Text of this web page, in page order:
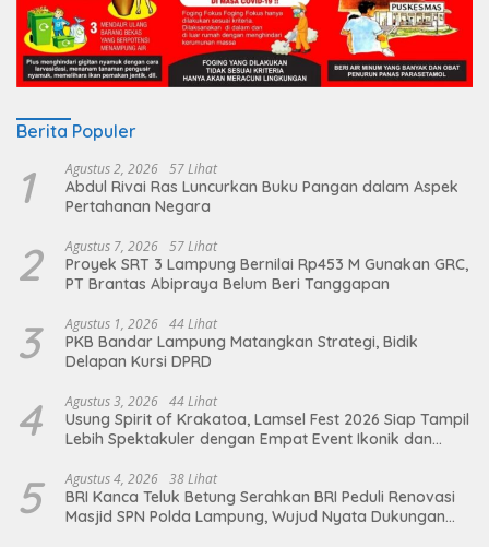
Berita Populer
1 Agustus 2, 2026 57 Lihat
Abdul Rivai Ras Luncurkan Buku Pangan dalam Aspek
Pertahanan Negara
2 Agustus 7, 2026 57 Lihat
Proyek SRT 3 Lampung Bernilai Rp453 M Gunakan GRC,
PT Brantas Abipraya Belum Beri Tanggapan
3 Agustus 1, 2026 44 Lihat
PKB Bandar Lampung Matangkan Strategi, Bidik
Delapan Kursi DPRD
4 Agustus 3, 2026 44 Lihat
Usung Spirit of Krakatoa, Lamsel Fest 2026 Siap Tampil
Lebih Spektakuler dengan Empat Event Ikonik dan
5 Agustus 4, 2026 38 Lihat
BRI Kanca Teluk Betung Serahkan BRI Peduli Renovasi
Masjid SPN Polda Lampung, Wujud Nyata Dukungan